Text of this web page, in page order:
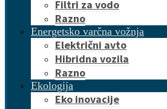
Filtri za vodo
Razno
Energetsko varčna vožnja
Električni avto
Hibridna vozila
Razno
Ekologija
Eko inovacije